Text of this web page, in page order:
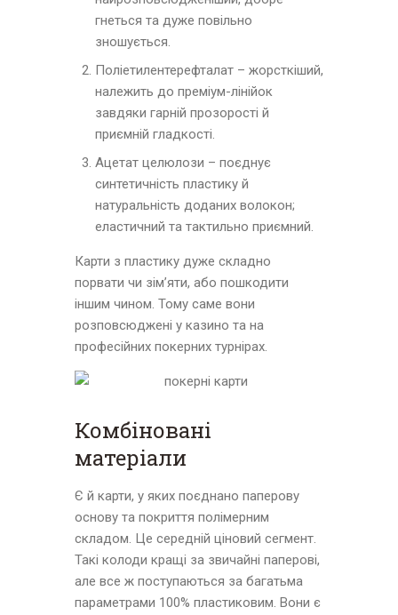
гнеться та дуже повільно
зношується.
Поліетилентерефталат – жорсткіший,
належить до преміум-лінійок
завдяки гарній прозорості й
приємній гладкості.
Ацетат целюлози – поєднує
синтетичність пластику й
натуральність доданих волокон;
еластичний та тактильно приємний.
Карти з пластику дуже складно
порвати чи зімʼяти, або пошкодити
іншим чином. Тому саме вони
розповсюджені у казино та на
професійних покерних турнірах.
Комбіновані
матеріали
Є й карти, у яких поєднано паперову
основу та покриття полімерним
складом. Це середній ціновий сегмент.
Такі колоди кращі за звичайні паперові,
але все ж поступаються за багатьма
параметрами 100% пластиковим. Вони є